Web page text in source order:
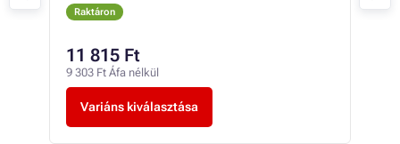
Raktáron
11 815 Ft
9 303 Ft Áfa nélkül
Variáns kiválasztása